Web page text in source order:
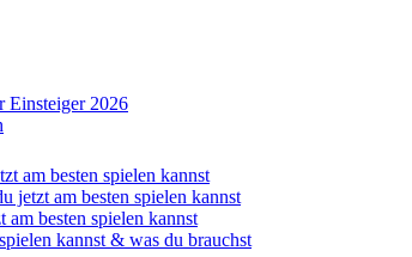
Einsteiger 2026
am besten spielen kannst
jetzt am besten spielen kannst
besten spielen kannst
kannst & was du brauchst